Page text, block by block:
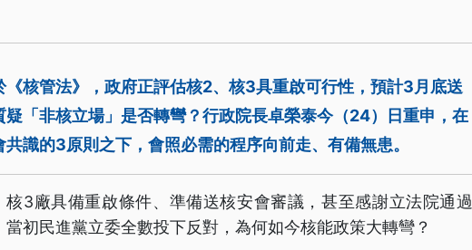
核管法》，政府正評估核2、核3具重啟可行性，預計3月底送
「非核立場」是否轉彎？行政院長卓榮泰今（24）日重申，在
識的3原則之下，會照必需的程序向前走、有備無患。
3廠具備重啟條件、準備送核安會審議，甚至感謝立法院通過
當初民進黨立委全數投下反對，為何如今核能政策大轉彎？